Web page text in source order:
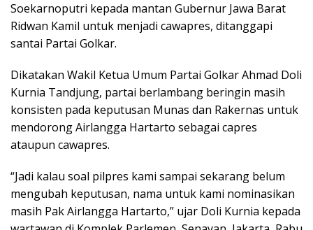
Soekarnoputri kepada mantan Gubernur Jawa Barat
Ridwan Kamil untuk menjadi cawapres, ditanggapi
santai Partai Golkar.
Dikatakan Wakil Ketua Umum Partai Golkar Ahmad Doli
Kurnia Tandjung, partai berlambang beringin masih
konsisten pada keputusan Munas dan Rakernas untuk
mendorong Airlangga Hartarto sebagai capres
ataupun cawapres.
“Jadi kalau soal pilpres kami sampai sekarang belum
mengubah keputusan, nama untuk kami nominasikan
masih Pak Airlangga Hartarto,” ujar Doli Kurnia kepada